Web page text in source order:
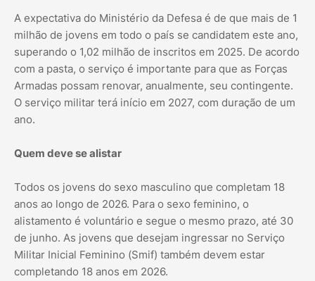
A expectativa do Ministério da Defesa é de que mais de 1
milhão de jovens em todo o país se candidatem este ano,
superando o 1,02 milhão de inscritos em 2025. De acordo
com a pasta, o serviço é importante para que as Forças
Armadas possam renovar, anualmente, seu contingente.
O serviço militar terá início em 2027, com duração de um
ano.
Quem deve se alistar
Todos os jovens do sexo masculino que completam 18
anos ao longo de 2026. Para o sexo feminino, o
alistamento é voluntário e segue o mesmo prazo, até 30
de junho. As jovens que desejam ingressar no Serviço
Militar Inicial Feminino (Smif) também devem estar
completando 18 anos em 2026.